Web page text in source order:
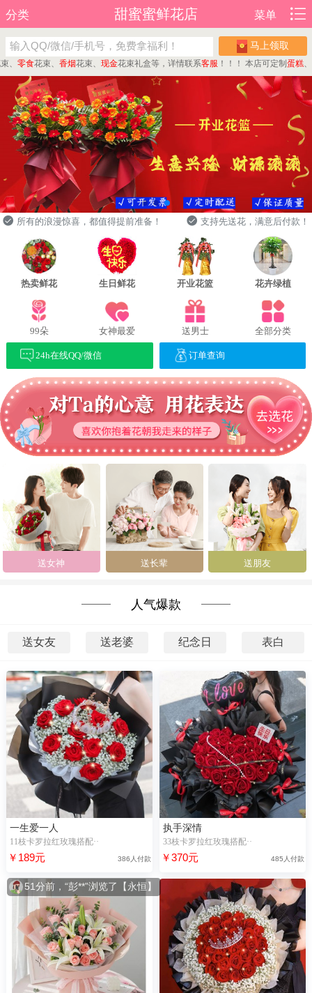
分类 甜蜜蜜鲜花店 菜单
马上领取
零食 花束、香烟 花束、现金 花束礼盒等，详情联系客服！！！ 本店可定制蛋糕 、水果
所有的浪漫惊喜，都值得提前准备！ 支持先送花，满意后付款！
热卖鲜花 生日鲜花 开业花篮 花卉绿植
99朵 女神最爱 送男士 全部分类
24h在线QQ/微信 订单查询
送女神 送长辈 送朋友
人气爆款
送女友 送老婆 纪念日 表白
一生爱一人
11枝卡罗拉红玫瑰搭配··
￥189元 386人付款
执手深情
33枝卡罗拉红玫瑰搭配··
￥370元 485人付款
51分前，“彭**”浏览了【永恒】